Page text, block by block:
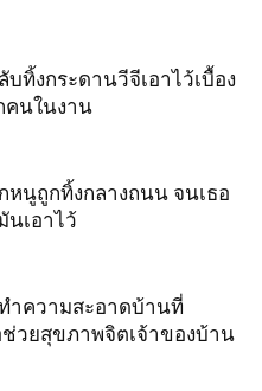
ทิ้งกระดานวีจีเอาไว้เบื้อง
คนในงาน
นูถูกทิ้งกลางถนน จนเธอ
นเอาไว้
ำความสะอาดบ้านที่
ช่วยสุขภาพจิตเจ้าของบ้าน